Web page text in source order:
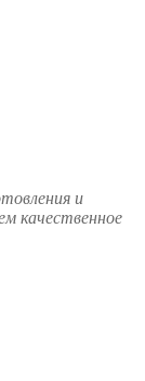
и
качественное